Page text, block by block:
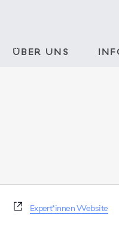
ÜBER UNS
Webseite
Expert*innen Website